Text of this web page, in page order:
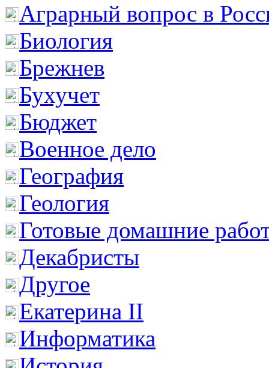
Аграрный вопрос в
Биология
Брежнев
Бухучет
Бюджет
Военное дело
География
Геология
Готовые домашние
Декабристы
Другое
Екатерина II
Информатика